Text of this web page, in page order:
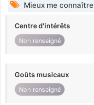
Mieux me connaître
Centre d'intérêts
Non renseigné
Goûts musicaux
Non renseigné